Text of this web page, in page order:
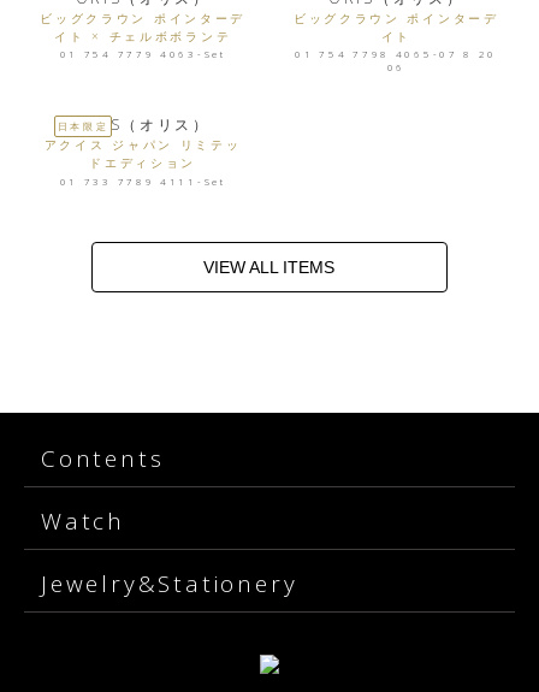
ビッグクラウン ポインターデ
イト × チェルボボランテ
01 754 7779 4063-Set
ビッグクラウン ポインターデ
イト
01 754 7798 4065-07 8 20
06
日本限定
ORIS（オリス）
アクイス ジャパン リミテッ
ドエディション
01 733 7789 4111-Set
VIEW ALL ITEMS
Contents
Watch
Jewelry&Stationery